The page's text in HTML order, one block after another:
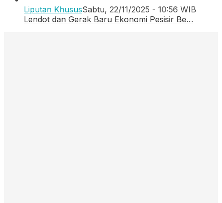
Liputan KhususSabtu, 22/11/2025 - 10:56 WIB
Lendot dan Gerak Baru Ekonomi Pesisir Be…